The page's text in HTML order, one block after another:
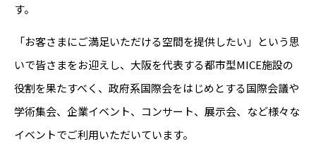
す。
「お客さまにご満足いただける空間を提供したい」という思
いで皆さまをお迎えし、大阪を代表する都市型MICE施設の
役割を果たすべく、政府系国際会をはじめとする国際会議や
学術集会、企業イベント、コンサート、展示会、など様々な
イベントでご利用いただいています。